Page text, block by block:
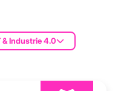
& Industrie 4.0